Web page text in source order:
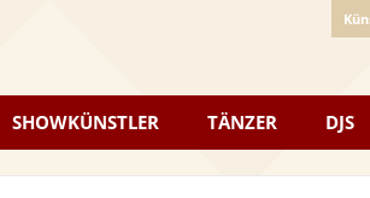
SHOWKÜNSTLER TÄNZER DJS